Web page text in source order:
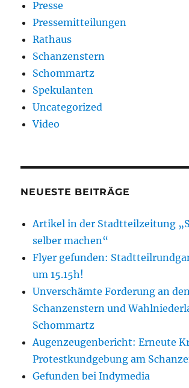
Presse
Pressemitteilungen
Rathaus
Schanzenstern
Schommartz
Spekulanten
Uncategorized
Video
NEUESTE BEITRÄGE
Artikel in der Stadtteilzeitung
selber machen“
Flyer gefunden:
um 15.15h!
Unverschämte Forderung an den
Schanzenstern und
Schommartz
Augenzeugenbericht: Erneute
Protestkundgebung am
Gefunden bei Indymedia